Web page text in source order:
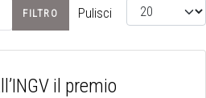
FILTRO Pulisci Visualizza #
il premio